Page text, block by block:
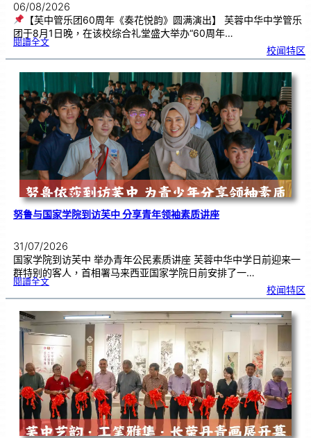
06/08/2026
【芙中管乐团60周年《奏花悦韵》圆满演出】 芙蓉中华中学管乐
团于8月1日晚，在该校综合礼堂盛大举办“60周年…
閱讀全文:芙
管
乐
6
0
《
奏
花
悦
韵
》
圆
满
演
出
校闻特区
努鲁与国家学院到访芙中 分享青年领袖素质讲座
31/07/2026
国家学院到访芙中 举办青年公民素质讲座 芙蓉中华中学日前迎来一
群特别的客人，首相署马来西亚国家学院日前安排了一…
閱讀全文:努
国
学
院
到
访
中
分
享
青
年
领
袖
素
质
讲
座
校闻特区